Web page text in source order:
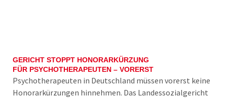
GERICHT STOPPT HONORARKÜRZUNG
FÜR PSYCHOTHERAPEUTEN – VORERST
Psychotherapeuten in Deutschland müssen vorerst keine
Honorarkürzungen hinnehmen. Das Landessozialgericht